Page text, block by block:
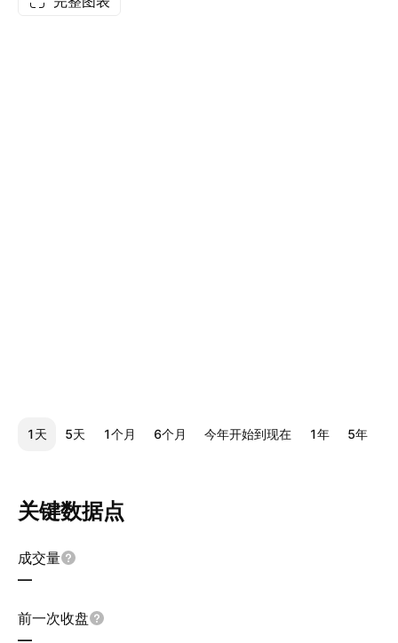
1天 5天 1个月 6个月 今年开始到现在 1年 5年
关键数据点
成交量
—
前一次收盘
—